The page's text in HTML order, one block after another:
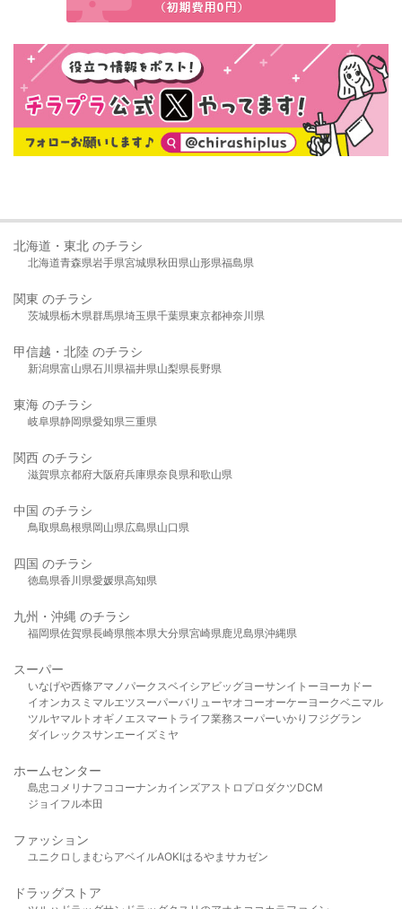
北海道・東北 のチラシ
北海道青森県岩手県宮城県秋田県山形県福島県
関東 のチラシ
茨城県栃木県群馬県埼玉県千葉県東京都神奈川県
甲信越・北陸 のチラシ
新潟県富山県石川県福井県山梨県長野県
東海 のチラシ
岐阜県静岡県愛知県三重県
関西 のチラシ
滋賀県京都府大阪府兵庫県奈良県和歌山県
中国 のチラシ
鳥取県島根県岡山県広島県山口県
四国 のチラシ
徳島県香川県愛媛県高知県
九州・沖縄 のチラシ
福岡県佐賀県長崎県熊本県大分県宮崎県鹿児島県沖縄県
スーパー
いなげや西條アマノパークスベイシア ビッグヨーサンイトーヨーカドー
イオンカスミ マルエツスーパーバリューヤオコーオーケー ヨークベニマル
ツルヤマルト オギノ エスマート ライフ業務スーパーいかり フジグラン
ダイレックスサンエーイズミヤ
ホームセンター
島忠 コメリ ナフコ コーナンカインズアストロプロダクツDCM
ジョイフル本田
ファッション
ユニクロ しまむら アベイルAOKIはるやま サカゼン
ドラッグストア